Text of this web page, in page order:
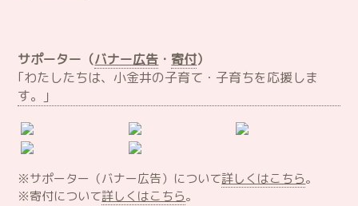
サポーター（バナー広告 ・ 寄付）
｢わたしたちは、小金井の子育て・子育ちを応援しま
す。｣
※サポーター（バナー広告）について詳しくはこちら。
※寄付について詳しくはこちら。